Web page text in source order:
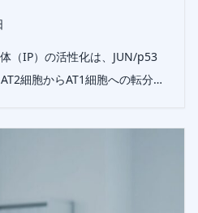
（IP）の活性化は、JUN/p53
細胞からAT1細胞への転分化
となる。